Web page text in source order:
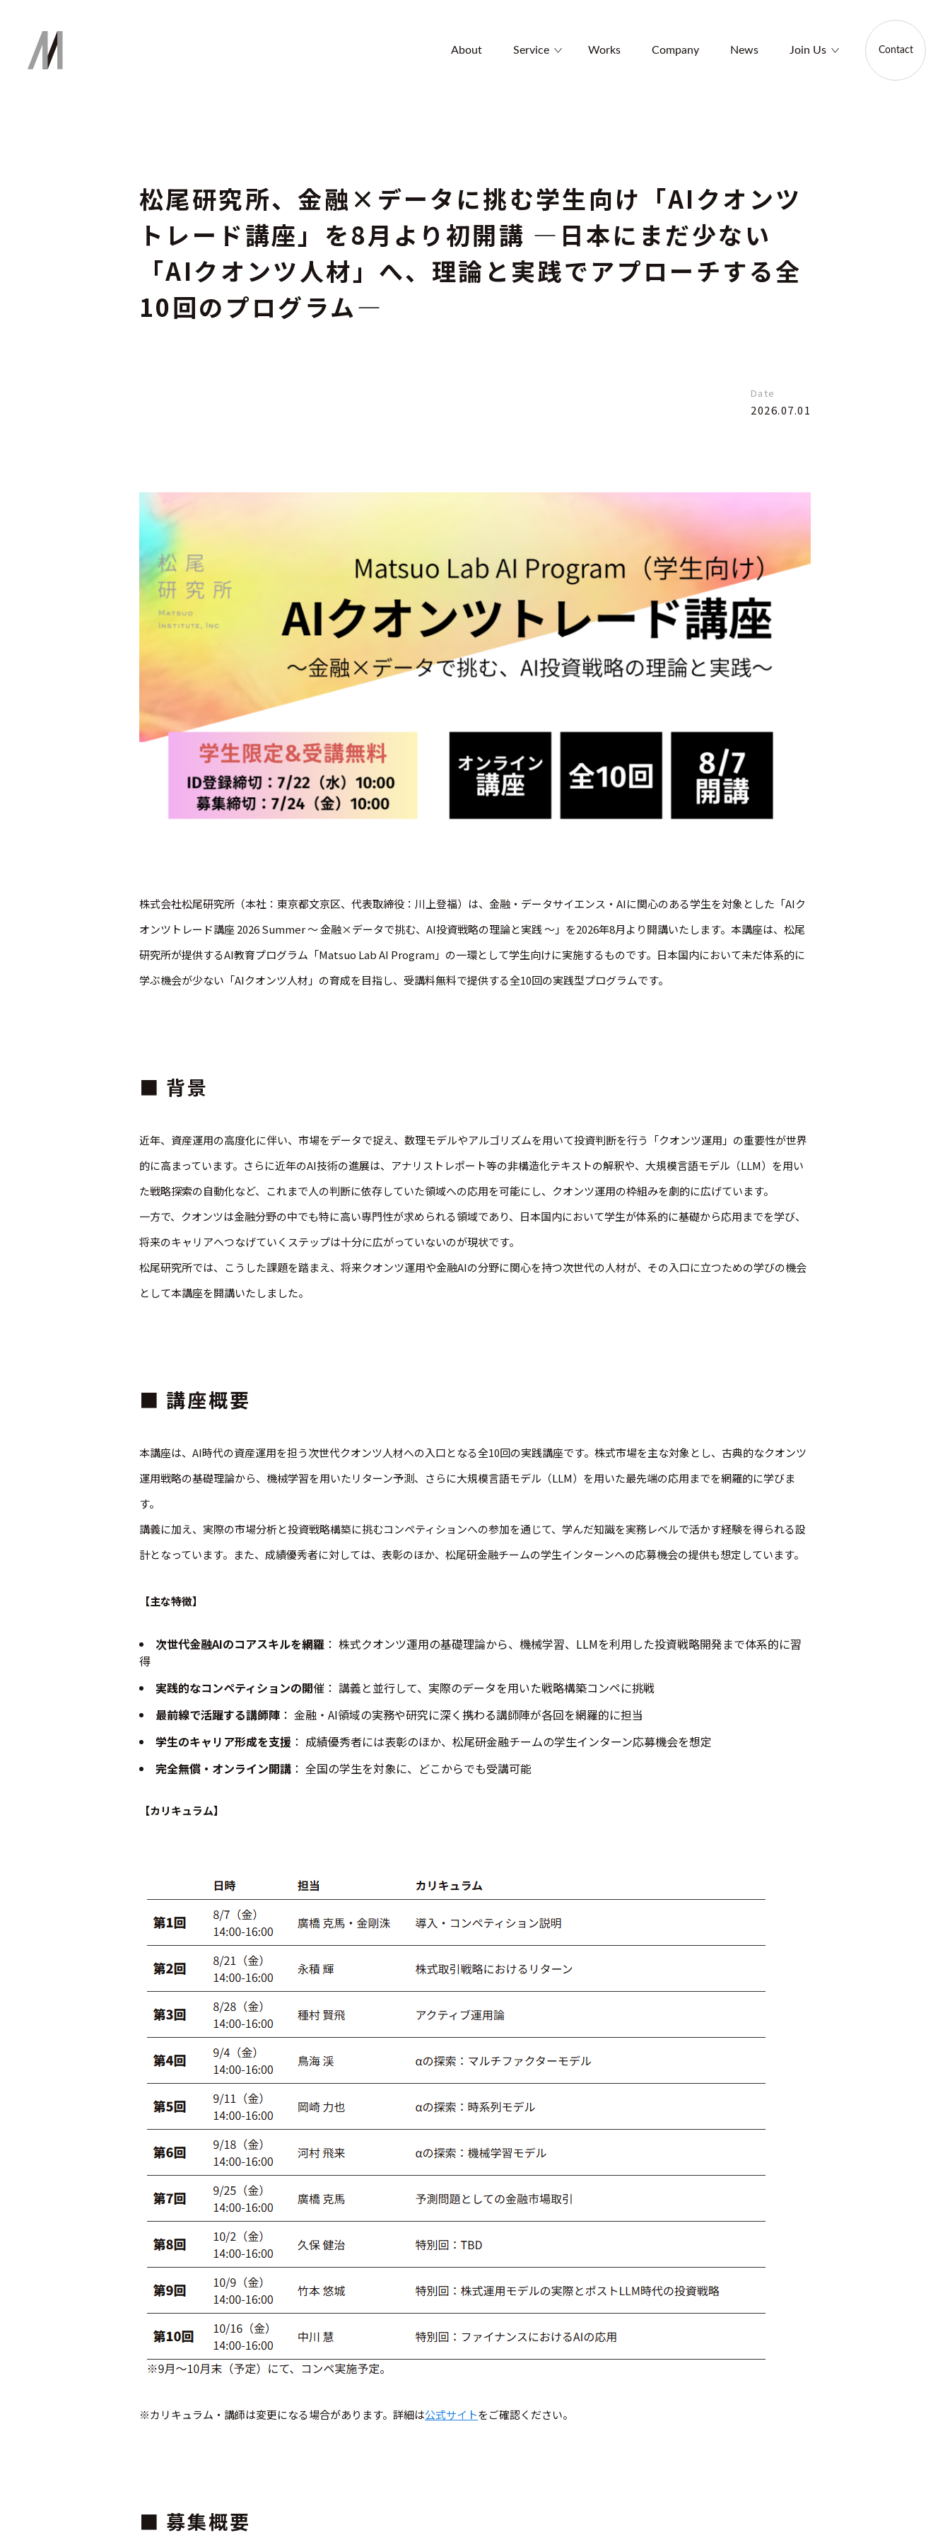
About Service Works Company News Join Us Contact
松尾研究所、金融×データに挑む学生向け「AIクオンツ
トレード講座」を8月より初開講 ―日本にまだ少ない
「AIクオンツ人材」へ、理論と実践でアプローチする全
10回のプログラム―
Date
2026.07.01
株式会社松尾研究所（本社：東京都文京区、代表取締役：川上登福）は、金融・データサイエンス・AIに関心のある学生を対象とした「AIク
オンツトレード講座 2026 Summer 〜 金融×データで挑む、AI投資戦略の理論と実践 〜」を2026年8月より開講いたします。本講座は、松尾
研究所が提供するAI教育プログラム「Matsuo Lab AI Program」の一環として学生向けに実施するものです。日本国内において未だ体系的に
学ぶ機会が少ない「AIクオンツ人材」の育成を目指し、受講料無料で提供する全10回の実践型プログラムです。
■ 背景
近年、資産運用の高度化に伴い、市場をデータで捉え、数理モデルやアルゴリズムを用いて投資判断を行う「クオンツ運用」の重要性が世界
的に高まっています。さらに近年のAI技術の進展は、アナリストレポート等の非構造化テキストの解釈や、大規模言語モデル（LLM）を用い
た戦略探索の自動化など、これまで人の判断に依存していた領域への応用を可能にし、クオンツ運用の枠組みを劇的に広げています。
一方で、クオンツは金融分野の中でも特に高い専門性が求められる領域であり、日本国内において学生が体系的に基礎から応用までを学び、
将来のキャリアへつなげていくステップは十分に広がっていないのが現状です。
松尾研究所では、こうした課題を踏まえ、将来クオンツ運用や金融AIの分野に関心を持つ次世代の人材が、その入口に立つための学びの機会
として本講座を開講いたしました。
■ 講座概要
本講座は、AI時代の資産運用を担う次世代クオンツ人材への入口となる全10回の実践講座です。株式市場を主な対象とし、古典的なクオンツ
運用戦略の基礎理論から、機械学習を用いたリターン予測、さらに大規模言語モデル（LLM）を用いた最先端の応用までを網羅的に学びま
す。
講義に加え、実際の市場分析と投資戦略構築に挑むコンペティションへの参加を通じて、学んだ知識を実務レベルで活かす経験を得られる設
計となっています。また、成績優秀者に対しては、表彰のほか、松尾研金融チームの学生インターンへの応募機会の提供も想定しています。
【主な特徴】
次世代金融AIのコアスキルを網羅 ： 株式クオンツ運用の基礎理論から、機械学習、LLMを利用した投資戦略開発まで体系的に習
得
実践的なコンペティションの開催： 講義と並行して、実際のデータを用いた戦略構築コンペに挑戦
最前線で活躍する講師陣 ： 金融・AI領域の実務や研究に深く携わる講師陣が各回を網羅的に担当
学生のキャリア形成を支援 ： 成績優秀者には表彰のほか、松尾研金融チームの学生インターン応募機会を想定
完全無償・オンライン開講 ： 全国の学生を対象に、どこからでも受講可能
【カリキュラム】
※カリキュラム・講師は変更になる場合があります。詳細は公式サイトをご確認ください。
■ 募集概要